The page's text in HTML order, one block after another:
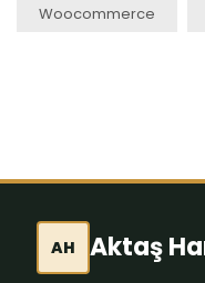
Woocommerce
AH Aktaş